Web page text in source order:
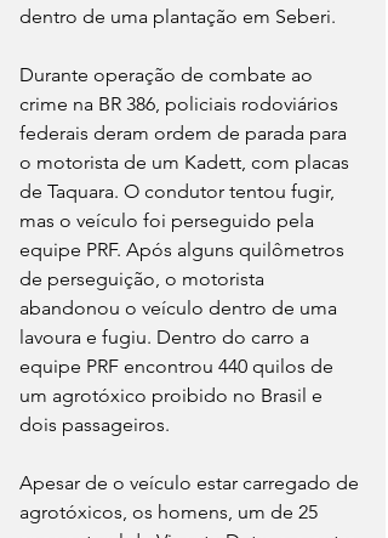
dentro de uma plantação em Seberi.
Durante operação de combate ao
crime na BR 386, policiais rodoviários
federais deram ordem de parada para
o motorista de um Kadett, com placas
de Taquara. O condutor tentou fugir,
mas o veículo foi perseguido pela
equipe PRF. Após alguns quilômetros
de perseguição, o motorista
abandonou o veículo dentro de uma
lavoura e fugiu. Dentro do carro a
equipe PRF encontrou 440 quilos de
um agrotóxico proibido no Brasil e
dois passageiros.
Apesar de o veículo estar carregado de
agrotóxicos, os homens, um de 25